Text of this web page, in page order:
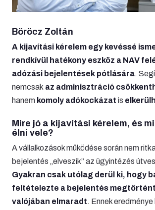
Böröcz Zoltán
A kijavítási kérelem egy kevéssé
rendkívül hatékony eszköz a NAV
adózási bejelentések pótlására.
nemcsak az adminisztráció
hanem komoly adókockázat is
Mire jó a kijavítási kérelem, és
élni vele?
A vállalkozások működése során nem
bejelentés „elveszik” az ügyintézés
Gyakran csak utólag derül ki, hogy
feltételezte a bejelentés
valójában elmaradt. Ennek eredménye